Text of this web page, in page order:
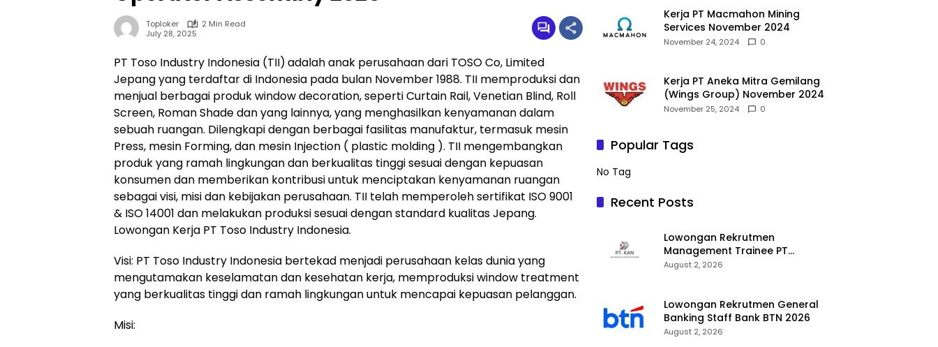
Toploker
2 Min Read
July 28, 2025
PT Toso Industry Indonesia (TII)adalah anak perusahaan dari TOSO Co, Limited
Jepang yang terdaftar di Indonesia pada bulan November 1988. TII memproduksi dan
menjual berbagai produk window decoration, seperti Curtain Rail, Venetian Blind, Roll
Screen, Roman Shade dan yang lainnya, yang menghasilkan kenyamanan dalam
sebuah ruangan. Dilengkapi dengan berbagai fasilitas manufaktur, termasuk mesin
Press, mesin Forming, dan mesin Injection ( plastic molding ). TII mengembangkan
produk yang ramah lingkungan dan berkualitas tinggi sesuai dengan kepuasan
konsumen dan memberikan kontribusi untuk menciptakan kenyamanan ruangan
sebagai visi, misi dan kebijakan perusahaan. TII telah memperoleh sertifikat ISO 9001
& ISO 14001 dan melakukan produksi sesuai dengan standard kualitas Jepang.
Lowongan Kerja PT Toso Industry Indonesia.
Visi: PT Toso Industry Indonesia bertekad menjadi perusahaan kelas dunia yang
mengutamakan keselamatan dan kesehatan kerja, memproduksi window treatment
yang berkualitas tinggi dan ramah lingkungan untuk mencapai kepuasan pelanggan.
Misi:
Kerja PT Macmahon Mining
Services November 2024
November 24, 2024 0
Kerja PT Aneka Mitra Gemilang
(Wings Group) November 2024
November 25, 2024 0
Popular Tags
No Tag
Recent Posts
Lowongan Rekrutmen
Management Trainee PT
Kalimantan Alumina Nusantara
August 2, 2026
Lowongan Rekrutmen General
Banking Staff Bank BTN 2026
August 2, 2026